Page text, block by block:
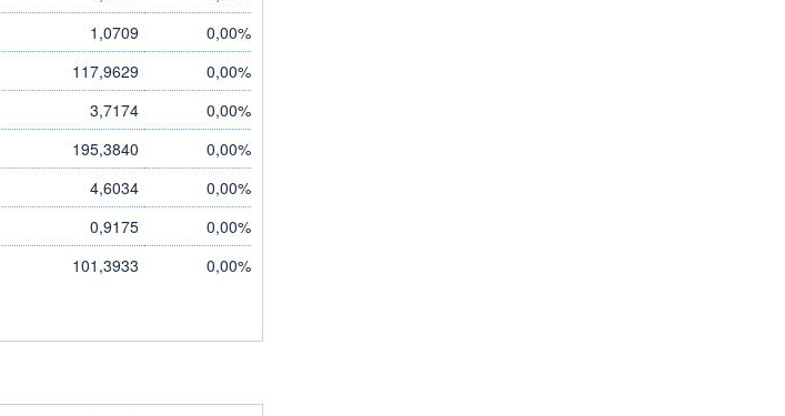
1,0709 0,00%
117,9629 0,00%
3,7174 0,00%
195,3840 0,00%
4,6034 0,00%
0,9175 0,00%
101,3933 0,00%